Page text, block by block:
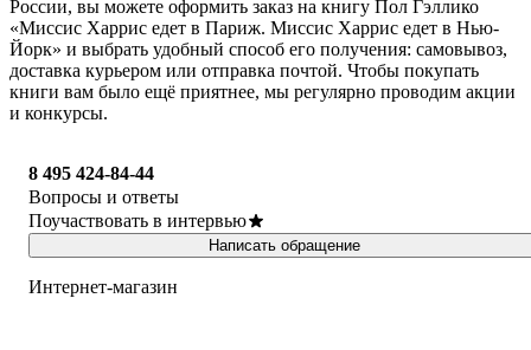
России, вы можете оформить заказ на книгу Пол Гэллико
«Миссис Харрис едет в Париж. Миссис Харрис едет в Нью-
Йорк» и выбрать удобный способ его получения: самовывоз,
доставка курьером или отправка почтой. Чтобы покупать
книги вам было ещё приятнее, мы регулярно проводим акции
и конкурсы.
8 495 424-84-44
Вопросы и ответы
Поучаствовать в интервью
Написать обращение
Интернет-магазин